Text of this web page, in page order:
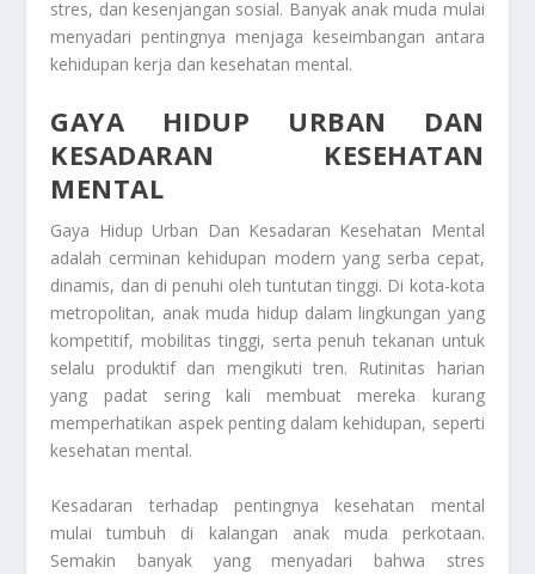
stres, dan kesenjangan sosial. Banyak anak muda mulai
menyadari pentingnya menjaga keseimbangan antara
kehidupan kerja dan kesehatan mental.
GAYA HIDUP URBAN DAN
KESADARAN KESEHATAN
MENTAL
Gaya Hidup Urban Dan Kesadaran Kesehatan Mental
adalah cerminan kehidupan modern yang serba cepat,
dinamis, dan di penuhi oleh tuntutan tinggi. Di kota-kota
metropolitan, anak muda hidup dalam lingkungan yang
kompetitif, mobilitas tinggi, serta penuh tekanan untuk
selalu produktif dan mengikuti tren. Rutinitas harian
yang padat sering kali membuat mereka kurang
memperhatikan aspek penting dalam kehidupan, seperti
kesehatan mental.
Kesadaran terhadap pentingnya kesehatan mental
mulai tumbuh di kalangan anak muda perkotaan.
Semakin banyak yang menyadari bahwa stres